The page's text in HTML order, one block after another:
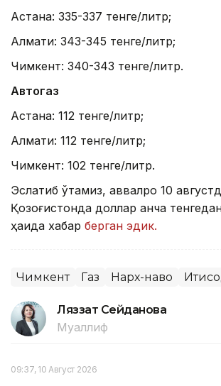
Астана: 335-337 тенге/литр;
Алмати: 343-345 тенге/литр;
Чимкент: 340-343 тенге/литр.
Автогаз
Астана: 112 тенге/литр;
Алмати: 112 тенге/литр;
Чимкент: 102 тенге/литр.
Эслатиб ўтамиз, аввалроқ 10
Қозоғистонда доллар қанча
ҳақида хабар берган эдик.
Чимкент Газ Нарх-наво
Ляззат Сейданова
Муаллиф
09:37, 10 Август 2026